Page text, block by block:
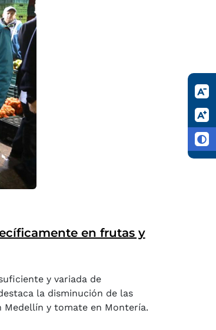
en frutas y
y variada de
la disminución de las
y tomate en Montería.